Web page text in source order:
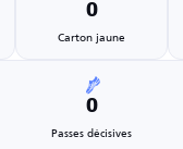
0
Carton jaune
0
Passes décisives